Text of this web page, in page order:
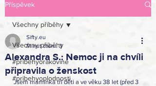
Příspěvek
Všechny příběhy
#pribehyorakovine
#pribehyoplodnosti
Všechny příběhy
Alexandra S.: Nemoc ji na chvíli
připravila o ženskost
Sifty.eu
Minut čtení: 3
Jsem maminka tří děti a ve věku 38 let (před 3